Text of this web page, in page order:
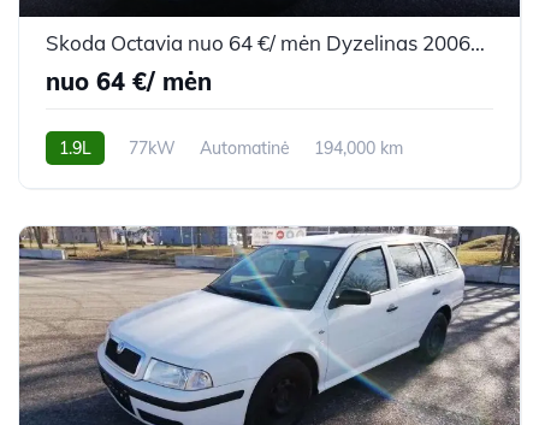
Skoda Octavia nuo 64 €/ mėn Dyzelinas 2006m. Hečbekas Automatinė
nuo 64 €/ mėn
1.9L 77kW Automatinė
194,000 km